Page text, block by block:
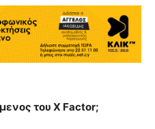
του X Factor;